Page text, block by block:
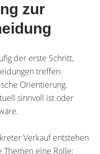
zur
der erste Schritt,
treffen.
Orientierung.
sinnvoll ist oder
Verkauf entstehen
eine Rolle: